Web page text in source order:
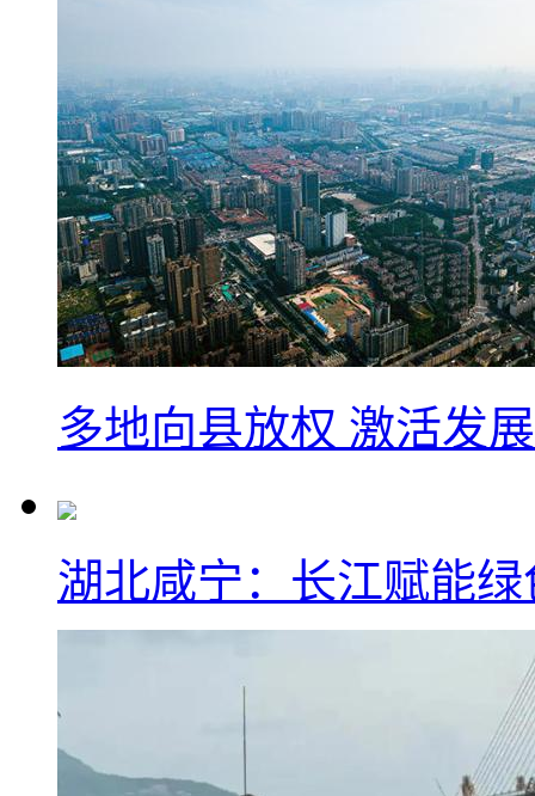
多地向县放权 激活发
湖北咸宁：长江赋能